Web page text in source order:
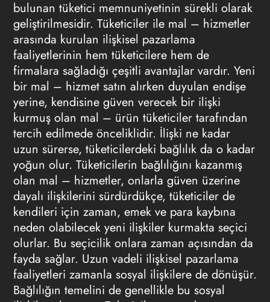
bulunan tüketici memnuniyetinin sürekli olarak
geliştirilmesidir. Tüketiciler ile mal – hizmetler
arasında kurulan ilişkisel pazarlama
faaliyetlerinin hem tüketicilere hem de
firmalara sağladığı çeşitli avantajlar vardır. Yeni
bir mal – hizmet satın alırken duyulan endişe
yerine, kendisine güven verecek bir ilişki
kurmuş olan mal – ürün tüketiciler tarafından
tercih edilmede önceliklidir. İlişki ne kadar
uzun sürerse, tüketicilerdeki bağlılık da o kadar
yoğun olur. Tüketicilerin bağlılığını kazanmış
olan mal – hizmetler, onlarla güven üzerine
dayalı ilişkilerini sürdürdükçe, tüketiciler de
kendileri için zaman, emek ve para kaybına
neden olabilecek yeni ilişkiler kurmakta seçici
olurlar. Bu seçicilik onlara zaman açısından da
fayda sağlar. Uzun vadeli ilişkisel pazarlama
faaliyetleri zamanla sosyal ilişkilere de dönüşür.
Bağlılığın temelini de genellikle bu sosyal